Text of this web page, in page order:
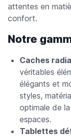
attentes en
confort.
Notre
Caches
véritables
élégants et
styles,
optimale de
espaces.
Tablettes